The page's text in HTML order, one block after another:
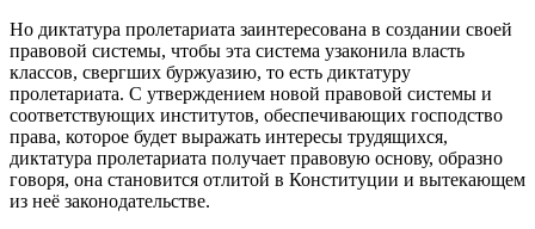
Но диктатура пролетариата заинтересована в создании своей
правовой системы, чтобы эта система узаконила власть
классов, свергших буржуазию, то есть диктатуру
пролетариата. С утверждением новой правовой системы и
соответствующих институтов, обеспечивающих господство
права, которое будет выражать интересы трудящихся,
диктатура пролетариата получает правовую основу, образно
говоря, она становится отлитой в Конституции и вытекающем
из неё законодательстве.